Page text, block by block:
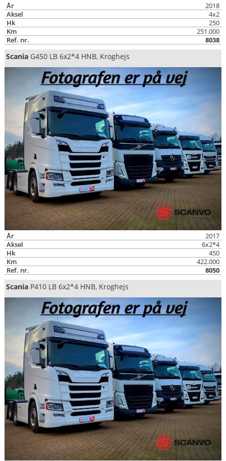
År
2018
Aksel
4x2
Hk
250
Km
251.000
Ref. nr.
8038
ScaniaG450 LB 6x2*4 HNB, Kroghejs
År
2017
Aksel
6x2*4
Hk
450
Km
422.000
Ref. nr.
8050
ScaniaP410 LB 6x2*4 HNB, Kroghejs